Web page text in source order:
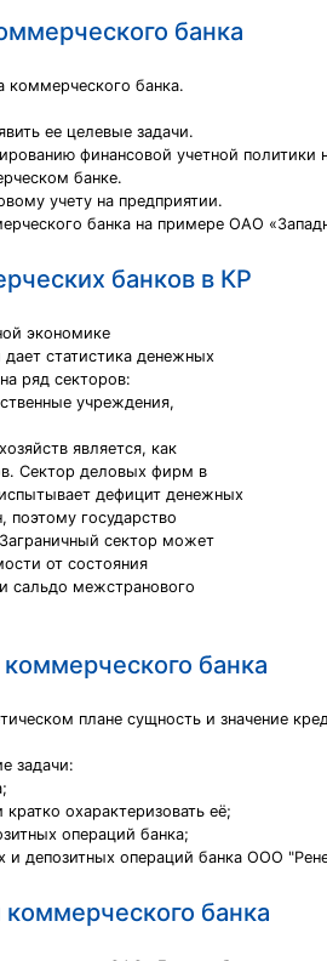
банка
коммерческого банка.
ее целевые задачи.
финансовой учетной политики
банке.
учету на предприятии.
банка на примере ОАО
банков в КР
экономике
статистика денежных
ряд секторов:
учреждения,
является, как
Сектор деловых фирм в
дефицит денежных
поэтому государство
сектор может
от состояния
сальдо межстранового
банка
плане сущность и значение
задачи:
охарактеризовать её;
операций банка;
и депозитных операций банка ООО
банка